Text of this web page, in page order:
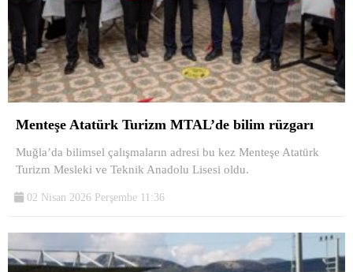
Menteşe Atatürk Turizm MTAL’de bilim rüzgarı
Muğla’da bilimsel çalışmaların adresi bu kez Menteşe Atatürk
Turizm Mesleki ve Teknik Anadolu Lisesi oldu.
02 Nisan 2026 Perşembe 11:36